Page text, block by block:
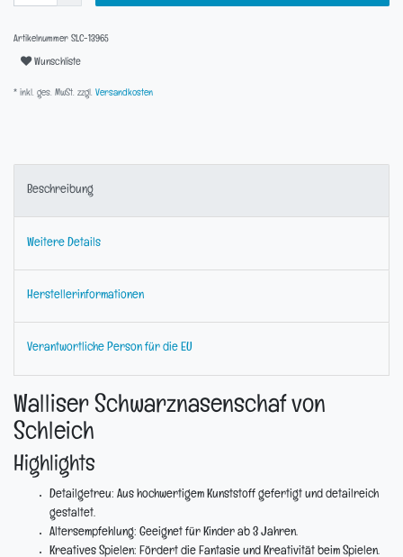
Artikelnummer SLC-13965
Wunschliste
* inkl. ges. MwSt. zzgl. Versandkosten
Beschreibung
Weitere Details
Herstellerinformationen
Verantwortliche Person für die EU
Walliser Schwarznasenschaf von
Schleich
Highlights
Detailgetreu: Aus hochwertigem Kunststoff gefertigt und detailreich
gestaltet.
Altersempfehlung: Geeignet für Kinder ab 3 Jahren.
Kreatives Spielen: Fördert die Fantasie und Kreativität beim Spielen.